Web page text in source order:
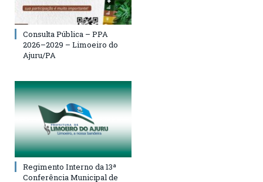
Consulta Pública – PPA
2026–2029 – Limoeiro do
Ajuru/PA
Regimento Interno da 13ª
Conferência Municipal de